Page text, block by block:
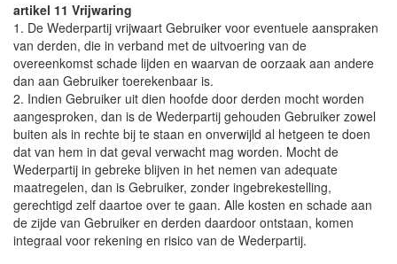
artikel 11 Vrijwaring
1. De Wederpartij vrijwaart Gebruiker voor eventuele aanspraken
van derden, die in verband met de uitvoering van de
overeenkomst schade lijden en waarvan de oorzaak aan andere
dan aan Gebruiker toerekenbaar is.
2. Indien Gebruiker uit dien hoofde door derden mocht worden
aangesproken, dan is de Wederpartij gehouden Gebruiker zowel
buiten als in rechte bij te staan en onverwijld al hetgeen te doen
dat van hem in dat geval verwacht mag worden. Mocht de
Wederpartij in gebreke blijven in het nemen van adequate
maatregelen, dan is Gebruiker, zonder ingebrekestelling,
gerechtigd zelf daartoe over te gaan. Alle kosten en schade aan
de zijde van Gebruiker en derden daardoor ontstaan, komen
integraal voor rekening en risico van de Wederpartij.